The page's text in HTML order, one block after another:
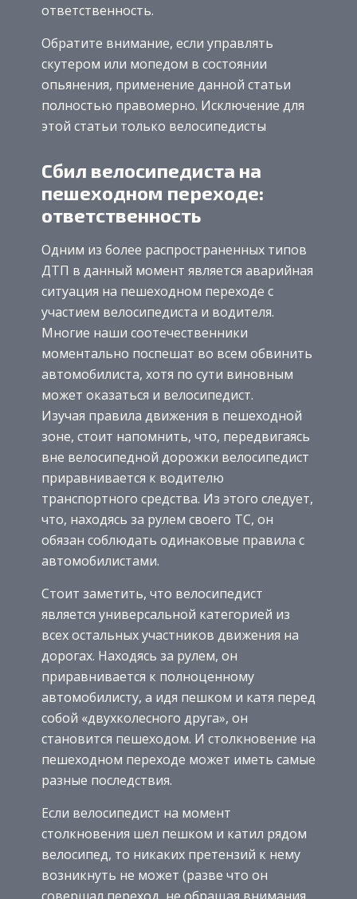
ответственность.
Обратите внимание, если управлять
скутером или мопедом в состоянии
опьянения, применение данной статьи
полностью правомерно. Исключение для
этой статьи только велосипедисты
Сбил велосипедиста на
пешеходном переходе:
ответственность
Одним из более распространенных типов
ДТП в данный момент является аварийная
ситуация на пешеходном переходе с
участием велосипедиста и водителя.
Многие наши соотечественники
моментально поспешат во всем обвинить
автомобилиста, хотя по сути виновным
может оказаться и велосипедист.
Изучая правила движения в пешеходной
зоне, стоит напомнить, что, передвигаясь
вне велосипедной дорожки велосипедист
приравнивается к водителю
транспортного средства. Из этого следует,
что, находясь за рулем своего ТС, он
обязан соблюдать одинаковые правила с
автомобилистами.
Стоит заметить, что велосипедист
является универсальной категорией из
всех остальных участников движения на
дорогах. Находясь за рулем, он
приравнивается к полноценному
автомобилисту, а идя пешком и катя перед
собой «двухколесного друга», он
становится пешеходом. И столкновение на
пешеходном переходе может иметь самые
разные последствия.
Если велосипедист на момент
столкновения шел пешком и катил рядом
велосипед, то никаких претензий к нему
возникнуть не может (разве что он